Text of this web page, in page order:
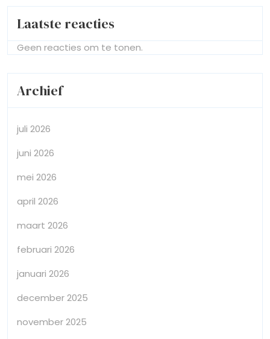
Laatste reacties
Geen reacties om te tonen.
Archief
juli 2026
juni 2026
mei 2026
april 2026
maart 2026
februari 2026
januari 2026
december 2025
november 2025